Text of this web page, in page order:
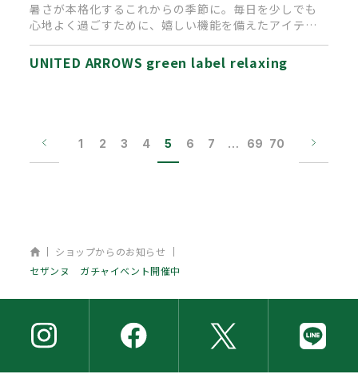
暑さが本格化するこれからの季節に。毎日を少しでも
心地よく過ごすために、嬉しい機能を備えたアイテム
が沢山入荷しております。…
UNITED ARROWS green label relaxing
1 2 3 4 5 6 7 … 69 70
ホーム
ショップからのお知らせ
セザンヌ ガチャイベント開催中